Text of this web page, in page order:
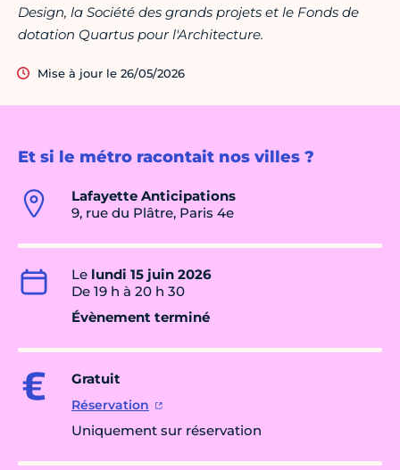
Et si le métro racontait nos villes ?
Lafayette Anticipations
9, rue du Plâtre, Paris 4e
Le lundi 15 juin 2026
De 19 h à 20 h 30
Évènement terminé
Gratuit
Réservation
Uniquement sur réservation
Design, la Société des grands projets et le Fonds de
dotation Quartus pour l'Architecture.
Mise à jour le 26/05/2026